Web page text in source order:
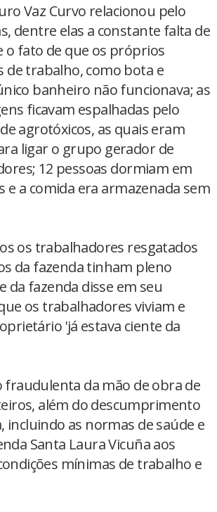
Vaz Curvo relacionou pelo
dentre elas a constante falta de
o fato de que os próprios
trabalho, como bota e
banheiro não funcionava; as
ficavam espalhadas pelo
agrotóxicos, as quais eram
ligar o grupo gerador de
12 pessoas dormiam em
a comida era armazenada sem
os trabalhadores resgatados
da fazenda tinham pleno
fazenda disse em seu
os trabalhadores viviam e
'já estava ciente da
da mão de obra de
além do descumprimento
incluindo as normas de saúde e
Santa Laura Vicuña aos
mínimas de trabalho e